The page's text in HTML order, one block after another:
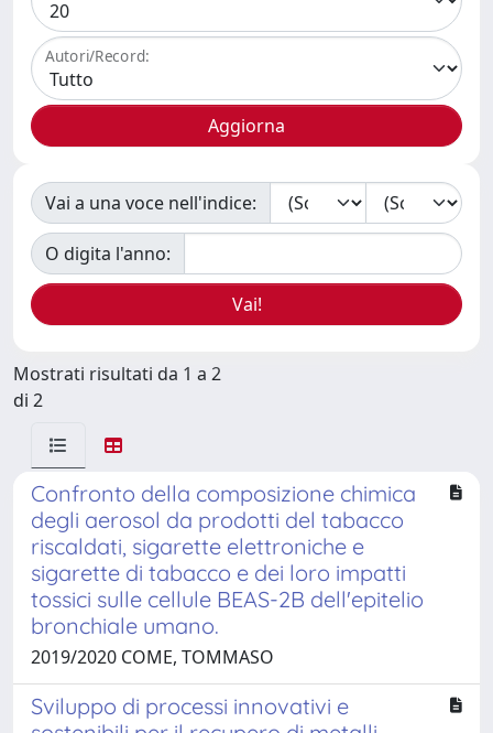
Autori/Record:
Vai a una voce nell'indice:
O digita l'anno:
Mostrati risultati da 1 a 2
di 2
Confronto della composizione chimica
degli aerosol da prodotti del tabacco
riscaldati, sigarette elettroniche e
sigarette di tabacco e dei loro impatti
tossici sulle cellule BEAS-2B dell'epitelio
bronchiale umano.
2019/2020 COME, TOMMASO
Sviluppo di processi innovativi e